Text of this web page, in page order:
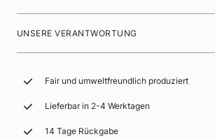
UNSERE VERANTWORTUNG
Fair und umweltfreundlich produziert
Lieferbar in 2-4 Werktagen
14 Tage Rückgabe